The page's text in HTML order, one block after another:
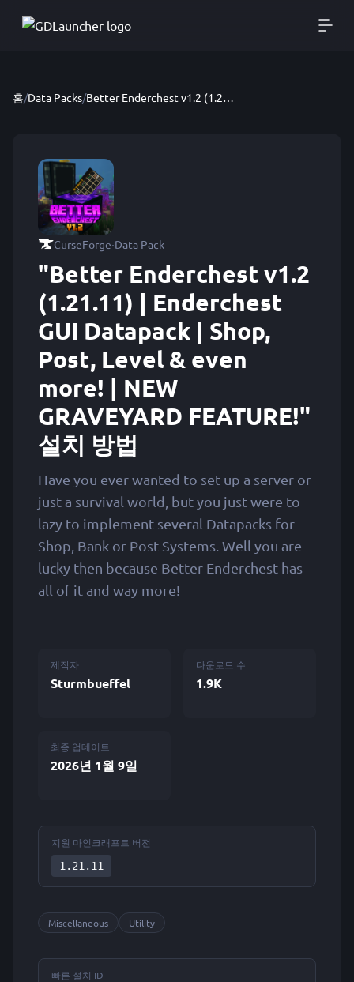
홈/Data Packs/ Better Enderchest v1.2 (1.21.11) | Enderchest GUI Datapack | Shop, Post, Level & even more! | NEW GRAVEYARD FEATURE!
CurseForge·Data Pack
"Better Enderchest v1.2
(1.21.11) | Enderchest
GUI Datapack | Shop,
Post, Level & even
more! | NEW
GRAVEYARD FEATURE!"
설치 방법
Have you ever wanted to set up a server or
just a survival world, but you just were to
lazy to implement several Datapacks for
Shop, Bank or Post Systems. Well you are
lucky then because Better Enderchest has
all of it and way more!
제작자
Sturmbueffel
다운로드 수
1.9K
최종 업데이트
2026년 1월 9일
지원 마인크래프트 버전
1.21.11
Miscellaneous Utility
빠른 설치 ID